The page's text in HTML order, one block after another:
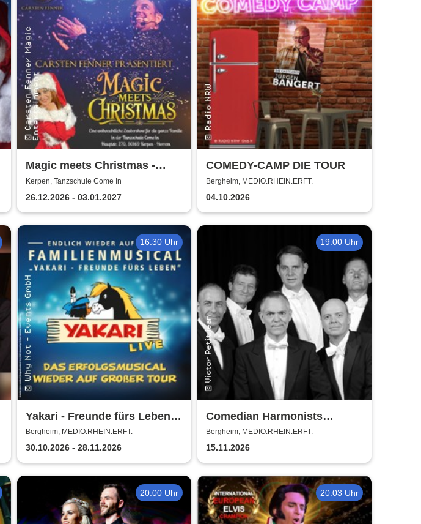
Magic meets Christmas -
Tanzschule Come In
Kerpen, Tanzschule Come In
26.12.2026 - 03.01.2027
COMEDY-CAMP DIE TOUR
Bergheim, MEDIO.RHEIN.ERFT.
04.10.2026
16:30 Uhr
Yakari - Freunde fürs Leben -
Das Musical für die ganze
Familie
Bergheim, MEDIO.RHEIN.ERFT.
30.10.2026 - 28.11.2026
19:00 Uhr
Comedian Harmonists
Forever - Das Leben ein
Konzert
Bergheim, MEDIO.RHEIN.ERFT.
15.11.2026
20:00 Uhr 20:03 Uhr